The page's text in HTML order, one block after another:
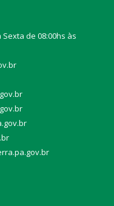
de 08:00hs às
r